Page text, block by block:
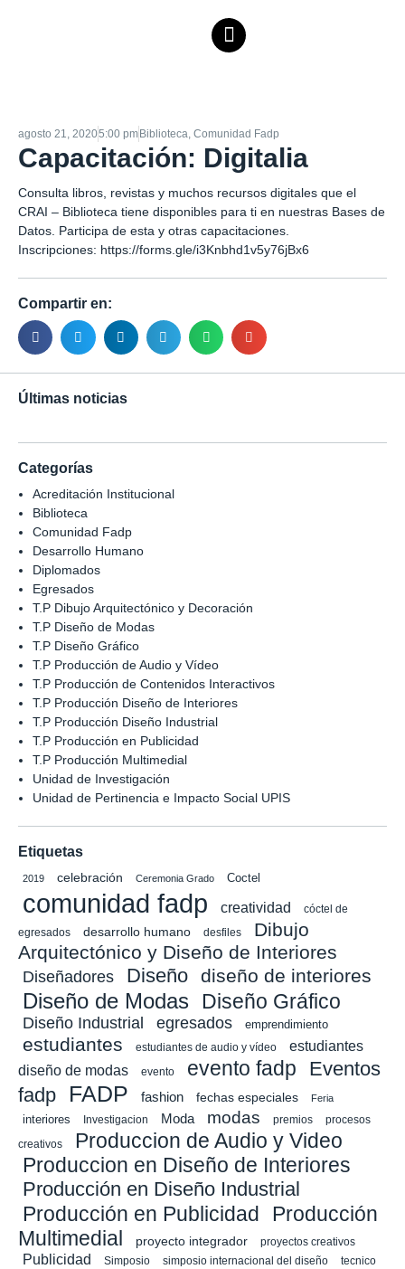
agosto 21, 20205:00 pm Biblioteca, Comunidad Fadp
Capacitación: Digitalia
Consulta libros, revistas y muchos recursos digitales que el
CRAI – Biblioteca tiene disponibles para ti en nuestras Bases de
Datos. Participa de esta y otras capacitaciones.
Inscripciones: https://forms.gle/i3Knbhd1v5y76jBx6
Compartir en:
Últimas noticias
Categorías
Acreditación Institucional
Biblioteca
Comunidad Fadp
Desarrollo Humano
Diplomados
Egresados
T.P Dibujo Arquitectónico y Decoración
T.P Diseño de Modas
T.P Diseño Gráfico
T.P Producción de Audio y Vídeo
T.P Producción de Contenidos Interactivos
T.P Producción Diseño de Interiores
T.P Producción Diseño Industrial
T.P Producción en Publicidad
T.P Producción Multimedial
Unidad de Investigación
Unidad de Pertinencia e Impacto Social UPIS
Etiquetas
2019 celebración Ceremonia Grado Coctel
comunidad fadp creatividad
cóctel de
egresados
desarrollo humano desfiles
Dibujo
Arquitectónico y Diseño de Interiores
Diseñadores Diseño diseño de interiores
Diseño de Modas Diseño Gráfico
Diseño Industrial egresados emprendimiento
estudiantes estudiantes de audio y vídeo
estudiantes
diseño de modas
evento evento fadp
Eventos
fadp
FADP fashion fechas especiales Feria
interiores Investigacion Moda modas premios procesos
creativos Produccion de Audio y Video
Produccion en Diseño de Interiores
Producción en Diseño Industrial
Producción en Publicidad
Producción
Multimedial
proyecto integrador proyectos creativos
Publicidad Simposio simposio internacional del diseño
tecnico